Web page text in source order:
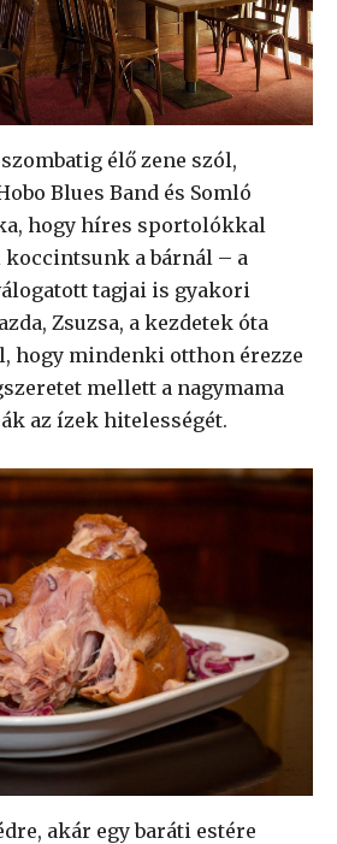
élő zene szól,
Blues Band és Somló
hogy híres sportolókkal
a bárnál – a
tagjai is gyakori
Zsuzsa, a kezdetek óta
hogy mindenki otthon érezze
mellett a nagymama
az ízek hitelességét.
akár egy baráti estére